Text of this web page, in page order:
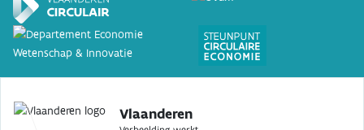
Vlaanderen